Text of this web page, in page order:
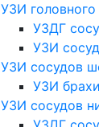
УЗИ головного
УЗДГ
УЗИ
УЗИ сосудов
УЗИ
УЗИ сосудов